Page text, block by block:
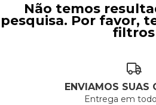
Não temos
pesquisa. Por favor,
filtros
ENVIAMOS SUAS
Entrega em